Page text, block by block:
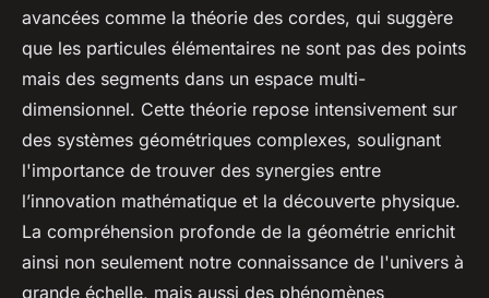
avancées comme la théorie des cordes, qui suggère
que les particules élémentaires ne sont pas des points
mais des segments dans un espace multi-
dimensionnel. Cette théorie repose intensivement sur
des systèmes géométriques complexes, soulignant
l'importance de trouver des synergies entre
l’innovation mathématique et la découverte physique.
La compréhension profonde de la géométrie enrichit
ainsi non seulement notre connaissance de l'univers à
grande échelle, mais aussi des phénomènes